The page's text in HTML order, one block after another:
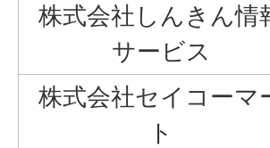
株式会社しんきん情
サービス
株式会社セイコーマ
ト